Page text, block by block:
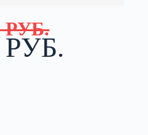
РУБ.
РУБ.